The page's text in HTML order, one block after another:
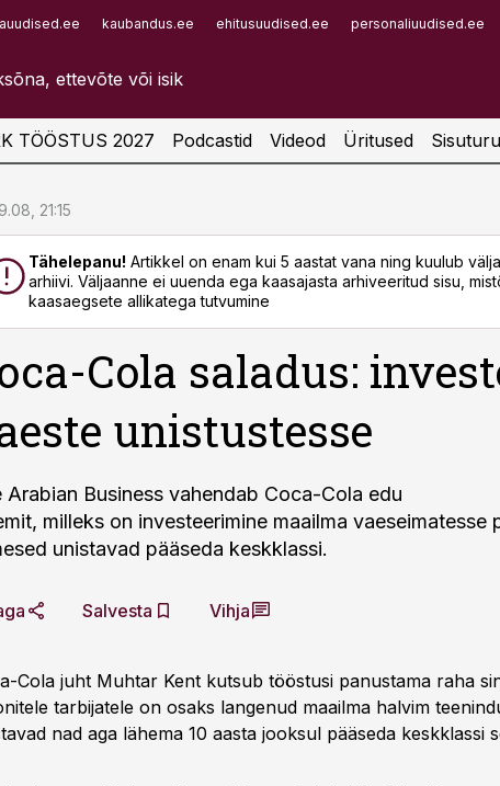
kaubandus.ee ehitusuudised.ee personaliuudised.ee
Infopank
TÖÖSTUS 2027 Podcastid Videod Üritused
21:15
Tähelepanu! Artikkel on enam kui 5 aastat vana ning kuulub
arhiivi. Väljaanne ei uuenda ega kaasajasta arhiveeritud sisu,
kaasaegsete allikatega tutvumine
Cola saladus:
unistustesse
Arabian Business vahendab Coca-Cola edu
milleks on investeerimine maailma vaeseimatesse
unistavad pääseda keskklassi.
Salvesta Vihja
Cola juht Muhtar Kent kutsub tööstusi panustama raha
tarbijatele on osaks langenud maailma halvim
nad aga lähema 10 aasta jooksul pääseda keskklassi